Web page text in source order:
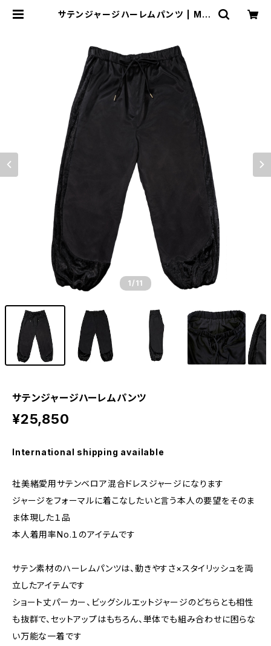
サテンジャージハーレムパンツ | MIO
1 /11
サテンジャージハーレムパンツ
¥25,850
International shipping available
社美緒愛用サテンベロア混合ドレスジャージになります
ジャージをフォーマルに着こなしたいと言う本人の要望をそのま
ま体現した１品
本人着用率No.１のアイテムです
サテン素材のハーレムパンツは、動きやすさ×スタイリッシュを両
立したアイテムです
ショート丈パーカー、ビッグシルエットジャージのどちらとも相性
も抜群で、セットアップはもちろん、単体でも組み合わせに困らな
い万能な一着です